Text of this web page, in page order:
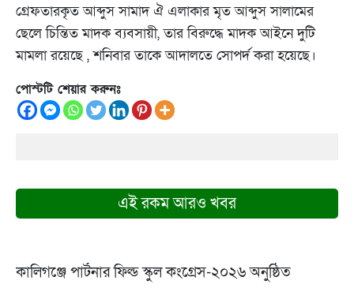
গ্রেফতারকৃত আব্দুস সামাদ ঐ এলাকার মৃত আব্দুস সালামের
ছেলে চিন্তিত মাদক ব্যবসায়ী, তার বিরুদ্ধে মাদক আইনে দুটি
মামলা রয়েছে , শনিবার তাকে আদালতে সোপর্দ করা হয়েছে।
পোস্টটি শেয়ার করুনঃ
এই রকম আরও খবর
কালিগঞ্জে পার্টনার ফিল্ড স্কুল কংগ্রেস-২০২৬ অনুষ্ঠিত